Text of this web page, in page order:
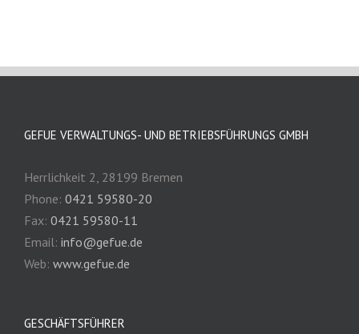
GEFUE VERWALTUNGS- UND BETRIEBSFÜHRUNGS GMBH
Herrlichkeit 2, 28199 Bremen
Phone: 0421 59580-20
Fax: 0421 59580-11
Email: info@gefue.de
Web: www.gefue.de
GESCHÄFTSFÜHRER